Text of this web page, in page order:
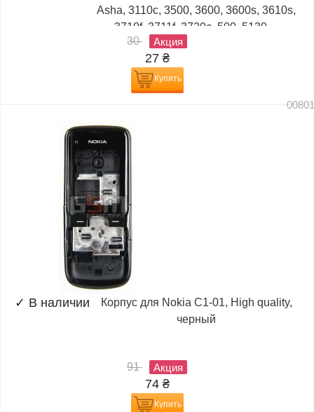
Asha, 3110c, 3500, 3600, 3600s, 3610s,
3710f, 3711f, 3720c, 500, 5130,...
30
Акция
27 ₴
Купить
✓ В наличии
Корпус для Nokia C1-01, High quality,
черный
91 Акция
74 ₴
Купить